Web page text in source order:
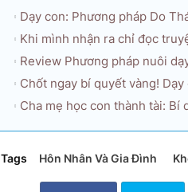
Dạy con: Phương pháp Do
Khi mình nhận ra chỉ đọc
Review Phương pháp nuôi
Chốt ngay bí quyết vàng!
Cha mẹ học con thành tài:
Tags Hôn Nhân Và Gia Đình